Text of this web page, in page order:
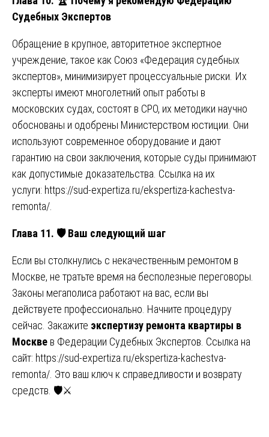
Судебных Экспертов
Обращение в крупное, авторитетное экспертное
учреждение, такое как Союз «Федерация судебных
экспертов», минимизирует процессуальные риски. Их
эксперты имеют многолетний опыт работы в
московских судах, состоят в СРО, их методики научно
обоснованы и одобрены Министерством юстиции. Они
используют современное оборудование и дают
гарантию на свои заключения, которые суды принимают
как допустимые доказательства. Ссылка на их
услуги: https://sud-expertiza.ru/ekspertiza-kachestva-
remonta/
Глава 11. 🛡️ Ваш следующий шаг
Если вы столкнулись с некачественным ремонтом в
Москве, не тратьте время на бесполезные переговоры.
Законы мегаполиса работают на вас, если вы
действуете профессионально. Начните процедуру
сейчас. Закажите экспертизу ремонта квартиры в
Москве в Федерации Судебных Экспертов. Ссылка на
сайт: https://sud-expertiza.ru/ekspertiza-kachestva-
remonta/ . Это ваш ключ к справедливости и возврату
средств. 🛡️⚔️